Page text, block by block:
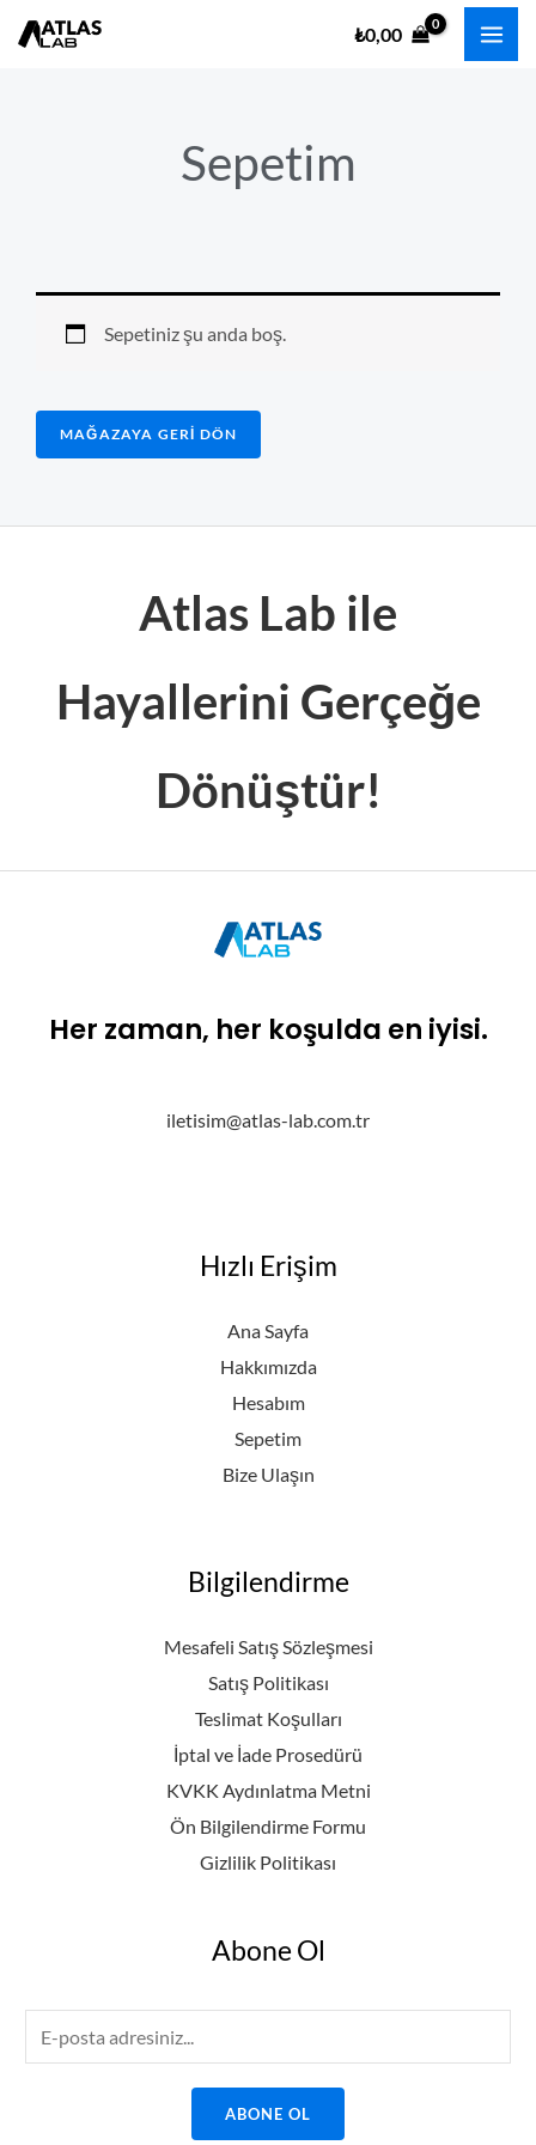
İçeriğe
atla
₺0,00
Sepetim
Sepetiniz şu anda boş.
MAĞAZAYA GERI DÖN
Atlas Lab ile
Hayallerini Gerçeğe
Dönüştür!
Her zaman, her koşulda en iyisi.
iletisim@atlas-lab.com.tr
Hızlı Erişim
Ana Sayfa
Hakkımızda
Hesabım
Sepetim
Bize Ulaşın
Bilgilendirme
Mesafeli Satış Sözleşmesi
Satış Politikası
Teslimat Koşulları
İptal ve İade Prosedürü
KVKK Aydınlatma Metni
Ön Bilgilendirme Formu
Gizlilik Politikası
Abone Ol
m
ABONE OL